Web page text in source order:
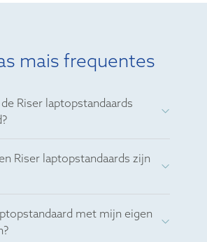
mais frequentes
Riser laptopstandaards
Riser laptopstandaards zijn
met mijn eigen